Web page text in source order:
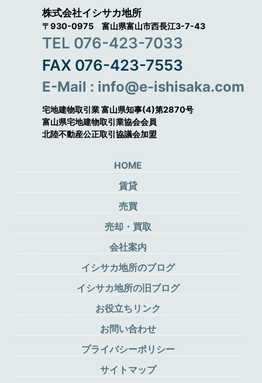
株式会社イシサカ地所
〒930-0975 富山県富山市西長江3-7-43
TEL 076-423-7033
FAX 076-423-7553
E-Mail : info@e-ishisaka.com
宅地建物取引業 富山県知事(4)第2870号
富山県宅地建物取引業協会会員
北陸不動産公正取引協議会加盟
HOME
賃貸
売買
売却・買取
会社案内
イシサカ地所のブログ
イシサカ地所の旧ブログ
お役立ちリンク
お問い合わせ
プライバシーポリシー
サイトマップ